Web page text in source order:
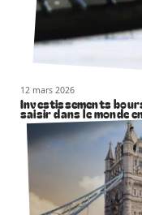
12 mars 2026
Investissements
saisir dans le monde